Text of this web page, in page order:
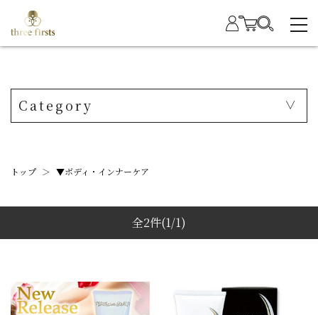
Category
トップ ＞ ▼ボディ・インナーケア
全2件(1/1)